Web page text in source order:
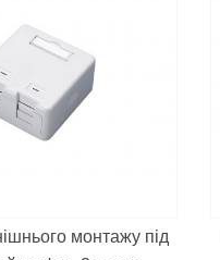
монтажу під